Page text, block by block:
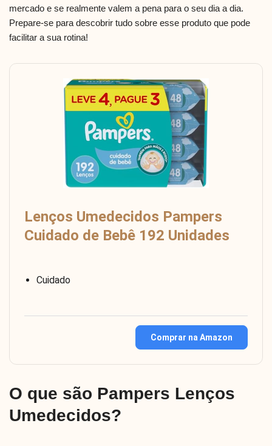
mercado e se realmente valem a pena para o seu dia a dia.
Prepare-se para descobrir tudo sobre esse produto que pode
facilitar a sua rotina!
Lenços Umedecidos Pampers
Cuidado de Bebê 192 Unidades
Cuidado
Comprar na Amazon
O que são Pampers Lenços
Umedecidos?